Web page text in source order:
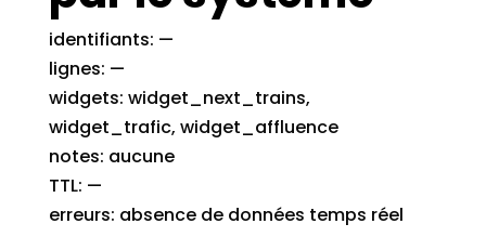
identifiants: —
lignes: —
widgets: widget_next_trains,
widget_trafic, widget_affluence
notes: aucune
TTL: —
erreurs: absence de données temps réel